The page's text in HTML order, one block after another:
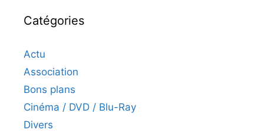
Catégories
Actu
Association
Bons plans
Cinéma / DVD / Blu-Ray
Divers